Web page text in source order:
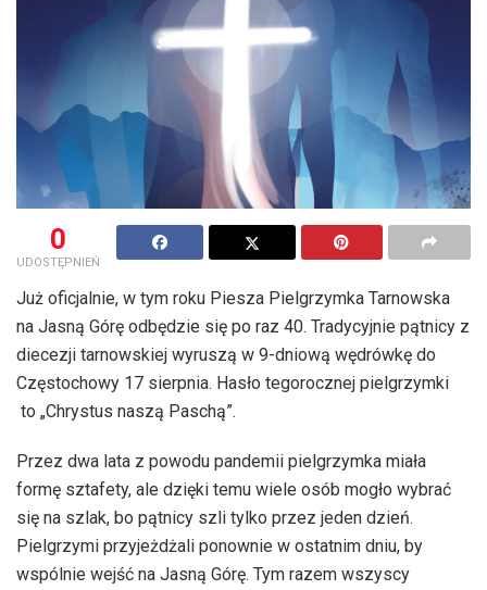
0
UDOSTĘPNIEŃ
Już oficjalnie, w tym roku Piesza Pielgrzymka Tarnowska
na Jasną Górę odbędzie się po raz 40. Tradycyjnie pątnicy z
diecezji tarnowskiej wyruszą w 9-dniową wędrówkę do
Częstochowy 17 sierpnia. Hasło tegorocznej pielgrzymki
to „Chrystus naszą Paschą”.
Przez dwa lata z powodu pandemii pielgrzymka miała
formę sztafety, ale dzięki temu wiele osób mogło wybrać
się na szlak, bo pątnicy szli tylko przez jeden dzień.
Pielgrzymi przyjeżdżali ponownie w ostatnim dniu, by
wspólnie wejść na Jasną Górę. Tym razem wszyscy